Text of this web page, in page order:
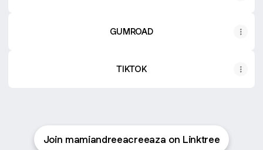
GUMROAD
TIKTOK
Join mamiandreeacreeaza on Linktree